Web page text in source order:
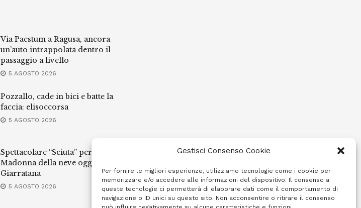
Gestisci Consenso Cookie
Per fornire le migliori esperienze, utilizziamo tecnologie come i cookie per
memorizzare e/o accedere alle informazioni del dispositivo. Il consenso a
queste tecnologie ci permetterà di elaborare dati come il comportamento di
navigazione o ID unici su questo sito. Non acconsentire o ritirare il consenso
Via Paestum a Ragusa, ancora
un’auto intrappolata dentro il
passaggio a livello
5 AGOSTO 2026
Pozzallo, cade in bici e batte la
faccia: elisoccorsa
5 AGOSTO 2026
Spettacolare “Sciuta” per la
Madonna della neve oggi a
Giarratana
5 AGOSTO 2026